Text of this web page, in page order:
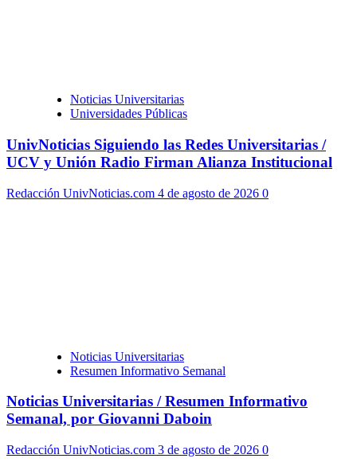
Noticias Universitarias
Universidades Públicas
UnivNoticias Siguiendo las Redes Universitarias /
UCV y Unión Radio Firman Alianza Institucional
Redacción UnivNoticias.com 4 de agosto de 2026 0
Noticias Universitarias
Resumen Informativo Semanal
Noticias Universitarias / Resumen Informativo
Semanal, por Giovanni Daboin
Redacción UnivNoticias.com 3 de agosto de 2026 0